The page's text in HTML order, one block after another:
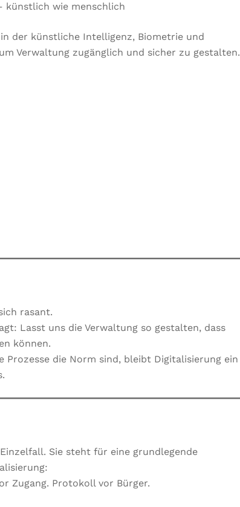
künstlich wie menschlich
der künstliche Intelligenz, Biometrie und
Verwaltung zugänglich und sicher zu gestalten.
rasant.
Lasst uns die Verwaltung so gestalten, dass
können.
die Norm sind, bleibt Digitalisierung ein
Sie steht für eine grundlegende
Zugang. Protokoll vor Bürger.